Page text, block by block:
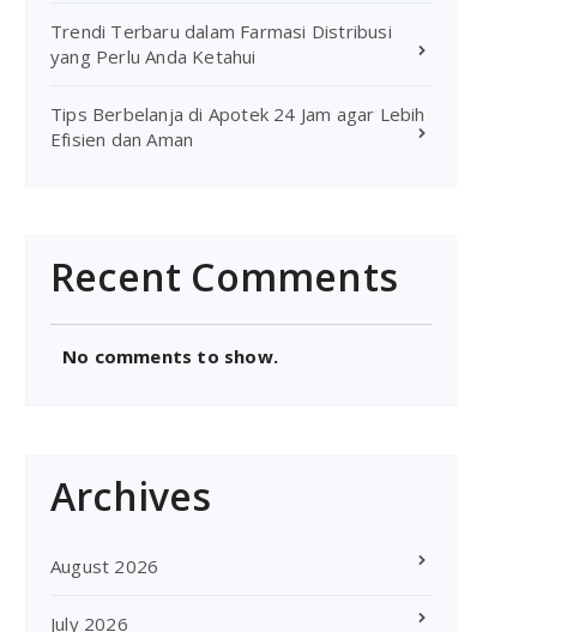
Trendi Terbaru dalam Farmasi Distribusi
yang Perlu Anda Ketahui
Tips Berbelanja di Apotek 24 Jam agar Lebih
Efisien dan Aman
Recent Comments
No comments to show.
Archives
August 2026
July 2026